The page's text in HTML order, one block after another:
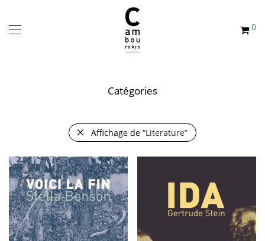
0
Catégories
Affichage de “Literature”